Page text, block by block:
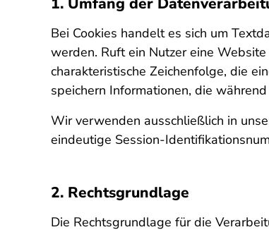
Bei Cookies handelt es sich um
werden. Ruft ein Nutzer eine
charakteristische Zeichenfolge, die
speichern Informationen, die
Wir verwenden ausschließlich in
eindeutige Session-
2. Rechtsgrundlage
Die Rechtsgrundlage für die